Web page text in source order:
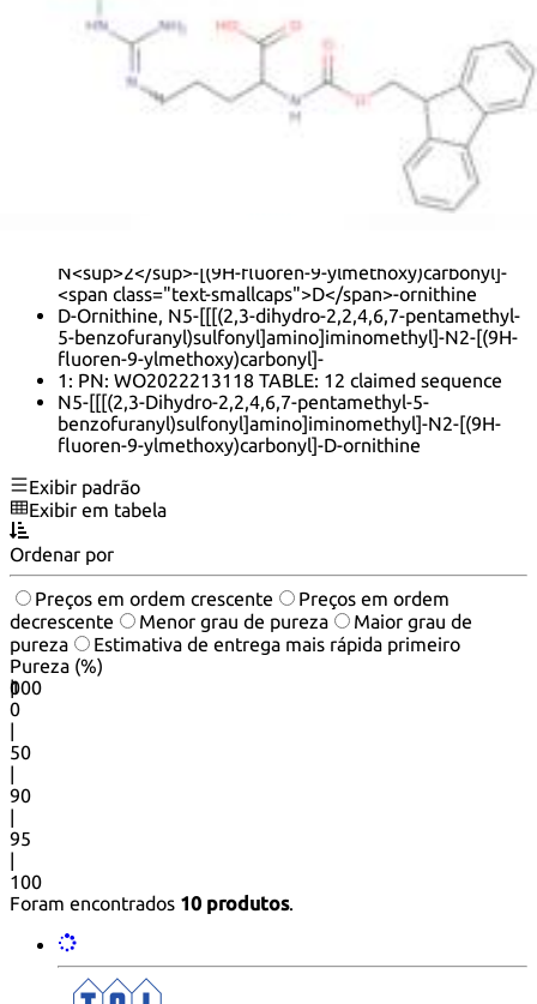
(E)-N5-(amino{[(2,2,4,6,7-pentamethyl-2,3-dihydro-1-
benzofuran-5-yl)sulfonyl]amino}methylidene)-N2-(tert-
butoxycarbonyl)-D-ornithine
<span class="text-smallcaps">D</span>-Ornithine,
N<sup>5</sup>-[[[(2,3-dihydro-2,2,4,6,7-pentamethyl-
5-benzofuranyl)sulfonyl]amino]iminomethyl]-
N<sup>2</sup>-[(9H-fluoren-9-ylmethoxy)carbonyl]-
N'-[(2,3-Dihydro-2,2,4,6,7-pentamethyl-5-
N<sup>2</sup>-[(9H-fluoren-9-ylmethoxy)carbonyl]-
<span class="text-smallcaps">D</span>-ornithine
D-Ornithine, N5-[[[(2,3-dihydro-2,2,4,6,7-pentamethyl-
5-benzofuranyl)sulfonyl]amino]iminomethyl]-N2-[(9H-
fluoren-9-ylmethoxy)carbonyl]-
1: PN: WO2022213118 TABLE: 12 claimed sequence
N5-[[[(2,3-Dihydro-2,2,4,6,7-pentamethyl-5-
benzofuranyl)sulfonyl]amino]iminomethyl]-N2-[(9H-
fluoren-9-ylmethoxy)carbonyl]-D-ornithine
Exibir padrão
Exibir em tabela
Ordenar por
Preços em ordem crescente
Preços em ordem
decrescente
Menor grau de pureza
Maior grau de
pureza
Estimativa de entrega mais rápida primeiro
Pureza (%)
0
100
|
0
|
50
|
90
|
95
|
100
Foram encontrados 10 produtos.